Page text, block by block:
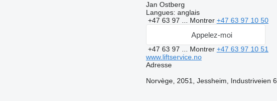
Jan Ostberg
Langues: anglais
+47 63 97 ... Montrer +47 63 97 10 50
Appelez-moi
+47 63 97 ... Montrer +47 63 97 10 51
www.liftservice.no
Adresse
Norvège, 2051, Jessheim, Industriveien 6